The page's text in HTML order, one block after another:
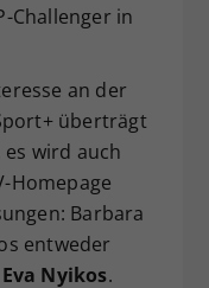
Challenger in
an der
überträgt
wird auch
Homepage
Barbara
entweder
Eva Nyikos.